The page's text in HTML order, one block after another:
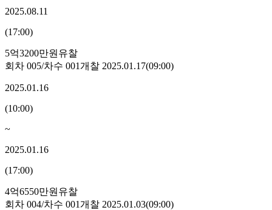
2025.08.11
(17:00)
5억3200만원 유찰
회차 005/차수 001개찰 2025.01.17(09:00)
2025.01.16
(10:00)
~
2025.01.16
(17:00)
4억6550만원 유찰
회차 004/차수 001개찰 2025.01.03(09:00)